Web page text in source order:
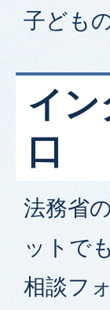
子ども
イン
口
法務省
ットで
相談フ